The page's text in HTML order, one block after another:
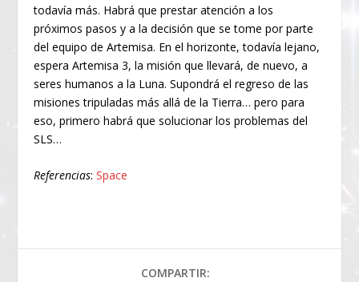
todavía más. Habrá que prestar atención a los
próximos pasos y a la decisión que se tome por parte
del equipo de Artemisa. En el horizonte, todavía lejano,
espera Artemisa 3, la misión que llevará, de nuevo, a
seres humanos a la Luna. Supondrá el regreso de las
misiones tripuladas más allá de la Tierra… pero para
eso, primero habrá que solucionar los problemas del
SLS…
Referencias:Space
COMPARTIR: